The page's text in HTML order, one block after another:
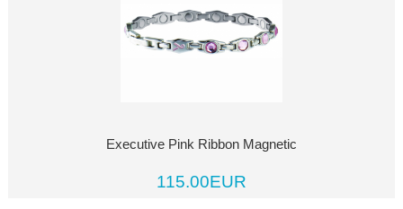
Executive Pink Ribbon Magnetic
115.00EUR